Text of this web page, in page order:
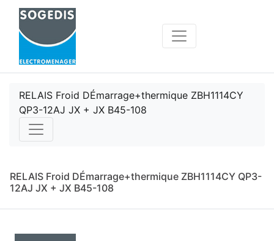
RELAIS Froid DÉmarrage+thermique ZBH1114CY
QP3-12AJ JX + JX B45-108
RELAIS Froid DÉmarrage+thermique ZBH1114CY QP3-
12AJ JX + JX B45-108